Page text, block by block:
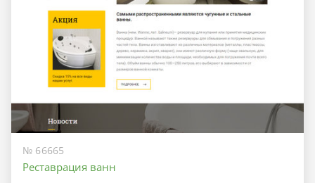
№ 66665
Реставрация ванн